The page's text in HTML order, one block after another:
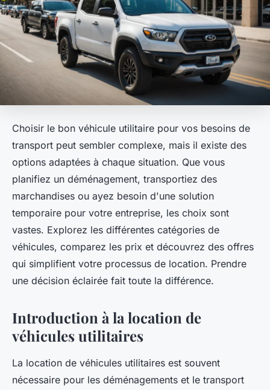
Choisir le bon véhicule utilitaire pour vos besoins de
transport peut sembler complexe, mais il existe des
options adaptées à chaque situation. Que vous
planifiez un déménagement, transportiez des
marchandises ou ayez besoin d'une solution
temporaire pour votre entreprise, les choix sont
vastes. Explorez les différentes catégories de
véhicules, comparez les prix et découvrez des offres
qui simplifient votre processus de location. Prendre
une décision éclairée fait toute la différence.
Introduction à la location de
véhicules utilitaires
La location de véhicules utilitaires est souvent
nécessaire pour les déménagements et le transport